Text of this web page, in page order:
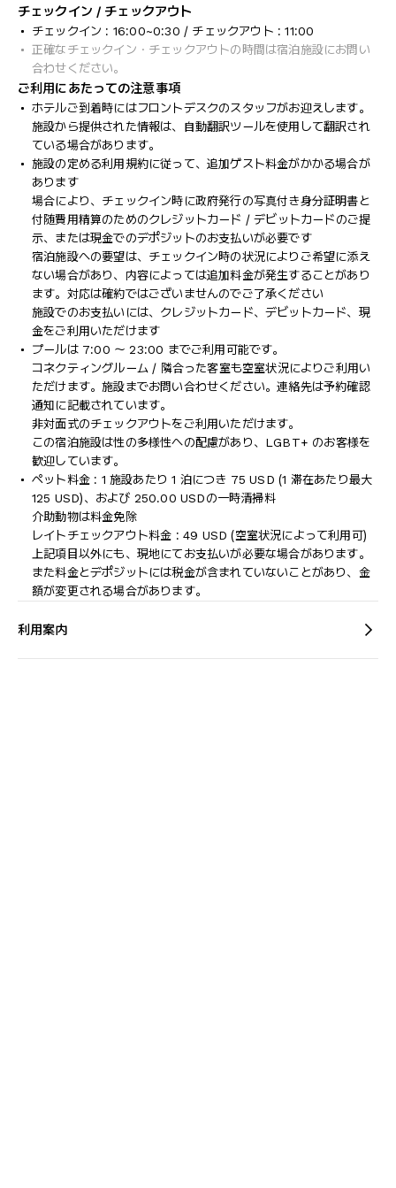
チェックイン / チェックアウト
チェックイン : 16:00~0:30 / チェックアウト : 11:00
正確なチェックイン・チェックアウトの時間は宿泊施設にお問い
合わせください。
ご利用にあたっての注意事項
ホテルご到着時にはフロントデスクのスタッフがお迎えします。
施設から提供された情報は、自動翻訳ツールを使用して翻訳され
ている場合があります。
施設の定める利用規約に従って、追加ゲスト料金がかかる場合が
あります
場合により、チェックイン時に政府発行の写真付き身分証明書と
付随費用精算のためのクレジットカード / デビットカードのご提
示、または現金でのデポジットのお支払いが必要です
宿泊施設への要望は、チェックイン時の状況によりご希望に添え
ない場合があり、内容によっては追加料金が発生することがあり
ます。対応は確約ではございませんのでご了承ください
施設でのお支払いには、クレジットカード、デビットカード、現
金をご利用いただけます
プールは 7:00 ～ 23:00 までご利用可能です。
コネクティングルーム / 隣合った客室も空室状況によりご利用い
ただけます。施設までお問い合わせください。連絡先は予約確認
通知に記載されています。
非対面式のチェックアウトをご利用いただけます。
この宿泊施設は性の多様性への配慮があり、LGBT+ のお客様を
歓迎しています。
ペット料金 : 1 施設あたり 1 泊につき 75 USD (1 滞在あたり最大
125 USD)、および 250.00 USDの一時清掃料
介助動物は料金免除
レイトチェックアウト料金 : 49 USD (空室状況によって利用可)
上記項目以外にも、現地にてお支払いが必要な場合があります。
また料金とデポジットには税金が含まれていないことがあり、金
額が変更される場合があります。
利用案内